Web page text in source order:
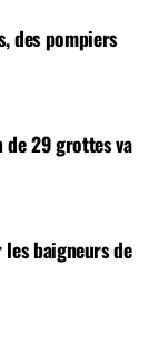
des pompiers
29 grottes va
les baigneurs de